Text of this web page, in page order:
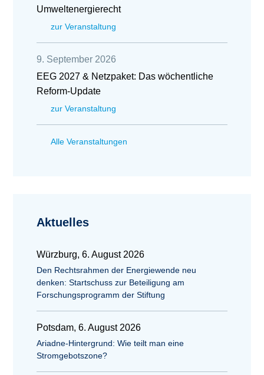
Umweltenergierecht
zur Veranstaltung
9. September 2026
EEG 2027 & Netzpaket: Das wöchentliche
Reform-Update
zur Veranstaltung
Alle Veranstaltungen
Aktuelles
Würzburg, 6. August 2026
Den Rechtsrahmen der Energiewende neu
denken: Startschuss zur Beteiligung am
Forschungsprogramm der Stiftung
Potsdam, 6. August 2026
Ariadne-Hintergrund: Wie teilt man eine
Stromgebotszone?